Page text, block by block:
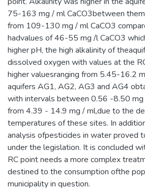
75-163 mg / ml CaCO3between
from 109-130 mg / ml CaCO3
hadvalues of 46-55 mg /l CaCO3
higher pH, the high alkalinity of
dissolved oxygen with values at the
higher valuesranging from 5.45-16.2
aquifers AG1, AG2, AG3 and AG4
with intervals between 0.56 -8.50 mg
from 4.39 - 14.9 mg / ml,due to the
temperatures of these sites. In
analysis ofpesticides in water proved
under the legislation. It is concluded
RC point needs a more complex
destined to the consumption ofthe
municipality in question.